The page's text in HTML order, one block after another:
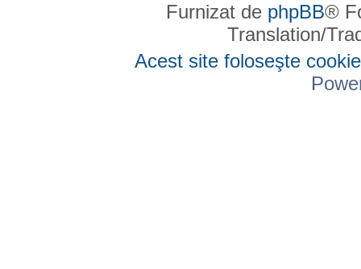
Furnizat de phpBB®
Translation/
Acest site foloseşte